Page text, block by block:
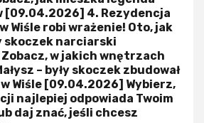
[09.04.2026] 4. Rezydencja
Wiśle robi wrażenie! Oto, jak
skoczek narciarski
w jakich wnętrzach
– były skoczek zbudował
Wiśle [09.04.2026] Wybierz,
najlepiej odpowiada Twoim
daj znać, jeśli chcesz